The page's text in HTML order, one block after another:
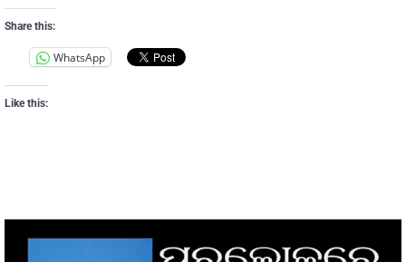
Share this:
WhatsApp
Like this: